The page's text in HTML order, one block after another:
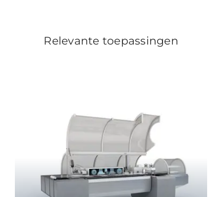
Relevante toepassingen